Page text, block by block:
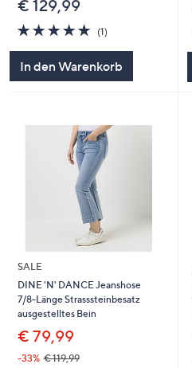
€ 129,99
5.0
von
(1)1
In den Warenkorb
SALE
DINE 'N' DANCE Jeanshose
7/8-Länge Strasssteinbesatz
ausgestelltes Bein
€ 79,99
-33% € 119,99